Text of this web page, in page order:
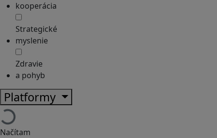
kooperácia
Strategické
myslenie
Zdravie
a pohyb
Platformy
Načítam